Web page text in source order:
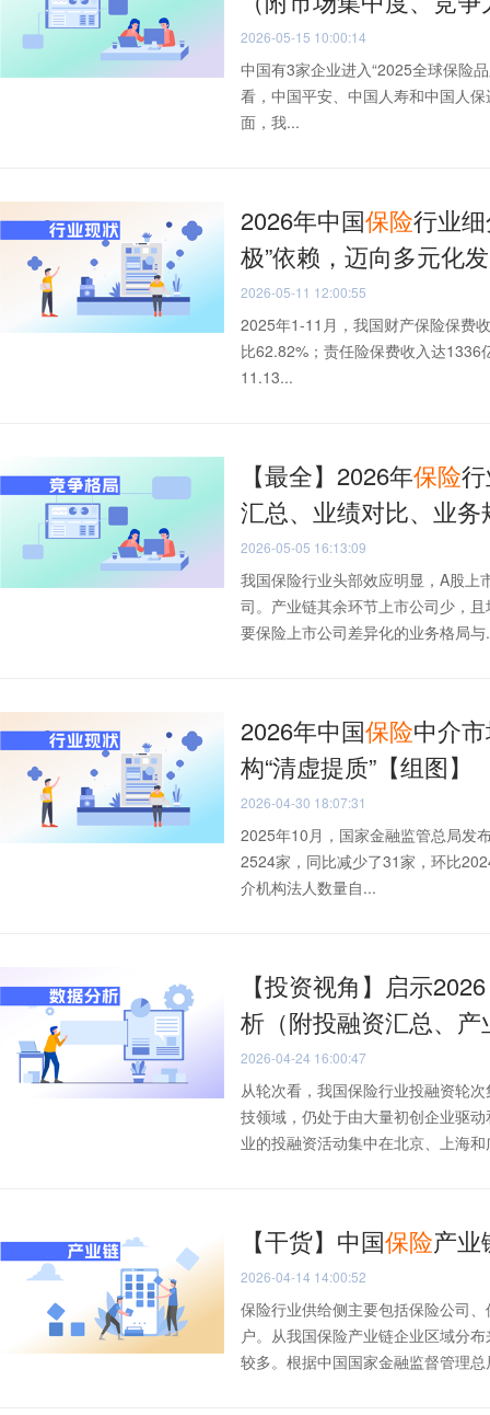
2026-05-15 10:00:14
中国有3家企业进入“2025全球保险
看，中国平安、中国人寿和中国人
面，我...
2026年中国保险行业
极”依赖，迈向多元化
2026-05-11 12:00:55
2025年1-11月，我国财产保险保费
比62.82%；责任险保费收入达
11.13...
【最全】2026年保险
汇总、业绩对比、业务
2026-05-05 16:13:09
我国保险行业头部效应明显，A股上
司。产业链其余环节上市公司少，
要保险上市公司差异化的业务格局与
2026年中国保险中介
构“清虚提质”【组图】
2026-04-30 18:07:31
2025年10月，国家金融监管总局发
2524家，同比减少了31家，环比
介机构法人数量自...
【投资视角】启示
析（附投融资汇总、
2026-04-24 16:00:47
从轮次看，我国保险行业投融资轮
技领域，仍处于由大量初创企业驱
业的投融资活动集中在北京、上海
【干货】中国保险产
2026-04-14 14:00:52
保险行业供给侧主要包括保险公司
户。从我国保险产业链企业区域分
较多。根据中国国家金融监督管理